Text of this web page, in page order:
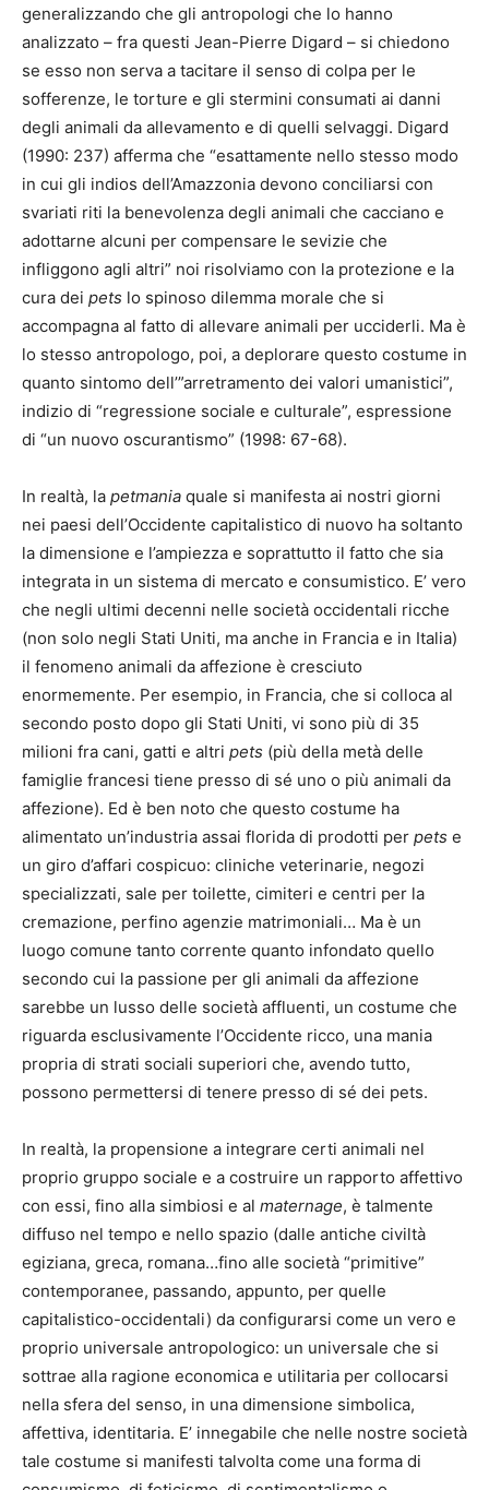
generalizzando che gli antropologi che lo hanno
analizzato – fra questi Jean-Pierre Digard – si chiedono
se esso non serva a tacitare il senso di colpa per le
sofferenze, le torture e gli stermini consumati ai danni
degli animali da allevamento e di quelli selvaggi. Digard
(1990: 237) afferma che “esattamente nello stesso modo
in cui gli indios dell’Amazzonia devono conciliarsi con
svariati riti la benevolenza degli animali che cacciano e
adottarne alcuni per compensare le sevizie che
infliggono agli altri” noi risolviamo con la protezione e la
cura dei pets lo spinoso dilemma morale che si
accompagna al fatto di allevare animali per ucciderli. Ma è
lo stesso antropologo, poi, a deplorare questo costume in
quanto sintomo dell’”arretramento dei valori umanistici”,
indizio di “regressione sociale e culturale”, espressione
di “un nuovo oscurantismo” (1998: 67-68).
In realtà, la petmania quale si manifesta ai nostri giorni
nei paesi dell’Occidente capitalistico di nuovo ha soltanto
la dimensione e l’ampiezza e soprattutto il fatto che sia
integrata in un sistema di mercato e consumistico. E’ vero
che negli ultimi decenni nelle società occidentali ricche
(non solo negli Stati Uniti, ma anche in Francia e in Italia)
il fenomeno animali da affezione è cresciuto
enormemente. Per esempio, in Francia, che si colloca al
secondo posto dopo gli Stati Uniti, vi sono più di 35
milioni fra cani, gatti e altri pets (più della metà delle
famiglie francesi tiene presso di sé uno o più animali da
affezione). Ed è ben noto che questo costume ha
alimentato un’industria assai florida di prodotti per pets e
un giro d’affari cospicuo: cliniche veterinarie, negozi
specializzati, sale per toilette, cimiteri e centri per la
cremazione, perfino agenzie matrimoniali… Ma è un
luogo comune tanto corrente quanto infondato quello
secondo cui la passione per gli animali da affezione
sarebbe un lusso delle società affluenti, un costume che
riguarda esclusivamente l’Occidente ricco, una mania
propria di strati sociali superiori che, avendo tutto,
possono permettersi di tenere presso di sé dei pets.
In realtà, la propensione a integrare certi animali nel
proprio gruppo sociale e a costruire un rapporto affettivo
con essi, fino alla simbiosi e al maternage, è talmente
diffuso nel tempo e nello spazio (dalle antiche civiltà
egiziana, greca, romana…fino alle società “primitive”
contemporanee, passando, appunto, per quelle
capitalistico-occidentali) da configurarsi come un vero e
proprio universale antropologico: un universale che si
sottrae alla ragione economica e utilitaria per collocarsi
nella sfera del senso, in una dimensione simbolica,
affettiva, identitaria. E’ innegabile che nelle nostre società
tale costume si manifesti talvolta come una forma di